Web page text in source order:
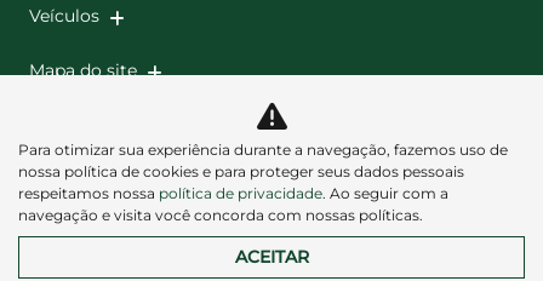
Veículos
Mapa do site
Para otimizar sua experiência durante a navegação, fazemos uso de
nossa política de cookies e para proteger seus dados pessoais
respeitamos nossa política de privacidade. Ao seguir com a
navegação e visita você concorda com nossas políticas.
ACEITAR